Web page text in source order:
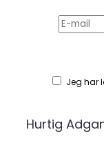
Jeg har
Hurtig